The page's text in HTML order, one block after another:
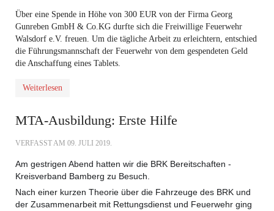
Über eine Spende in Höhe von 300 EUR von der Firma Georg
Gunreben GmbH & Co.KG durfte sich die Freiwillige Feuerwehr
Walsdorf e.V. freuen. Um die tägliche Arbeit zu erleichtern, entschied
die Führungsmannschaft der Feuerwehr von dem gespendeten Geld
die Anschaffung eines Tablets.
Weiterlesen
MTA-Ausbildung: Erste Hilfe
VERFASST AM 09. JULI 2019.
Am gestrigen Abend hatten wir die BRK Bereitschaften -
Kreisverband Bamberg zu Besuch.
Nach einer kurzen Theorie über die Fahrzeuge des BRK und
der Zusammenarbeit mit Rettungsdienst und Feuerwehr ging